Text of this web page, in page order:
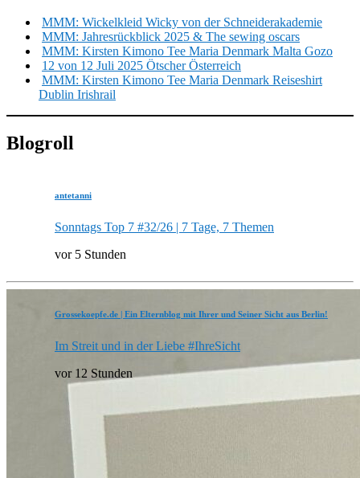
MMM: Wickelkleid Wicky von der Schneiderakademie
MMM: Jahresrückblick 2025 & The sewing oscars
MMM: Kirsten Kimono Tee Maria Denmark Malta Gozo
12 von 12 Juli 2025 Ötscher Österreich
MMM: Kirsten Kimono Tee Maria Denmark Reiseshirt
Dublin Irishrail
Blogroll
antetanni
Sonntags Top 7 #32/26 | 7 Tage, 7 Themen
vor 5 Stunden
Grossekoepfe.de | Ein Elternblog mit Ihrer und Seiner Sicht aus Berlin!
Im Streit und in der Liebe #IhreSicht
vor 12 Stunden